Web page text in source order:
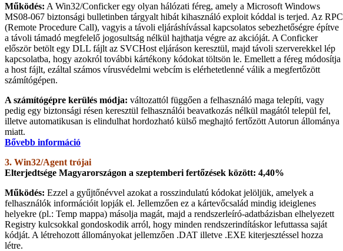
Működés: A Win32/Conficker egy olyan hálózati féreg, amely a Microsoft Windows
MS08-067 biztonsági bulletinben tárgyalt hibát kihasználó exploit kóddal is terjed. Az RPC
(Remote Procedure Call), vagyis a távoli eljáráshívással kapcsolatos sebezhetőségre építve
a távoli támadó megfelelő jogosultság nélkül hajthatja végre az akcióját. A Conficker
először betölt egy DLL fájlt az SVCHost eljáráson keresztül, majd távoli szerverekkel lép
kapcsolatba, hogy azokról további kártékony kódokat töltsön le. Emellett a féreg módosítja
a host fájlt, ezáltal számos vírusvédelmi webcím is elérhetetlenné válik a megfertőzött
számítógépen.
A számítógépre kerülés módja: változattól függően a felhasználó maga telepíti, vagy
pedig egy biztonsági résen keresztül felhasználói beavatkozás nélkül magától települ fel,
illetve automatikusan is elindulhat hordozható külső meghajtó fertőzött Autorun állománya
miatt.
Bővebb információ
3. Win32/Agent trójai
Elterjedtsége Magyarországon a szeptemberi fertőzések között: 4,40%
Működés: Ezzel a gyűjtőnévvel azokat a rosszindulatú kódokat jelöljük, amelyek a
felhasználók információit lopják el. Jellemzően ez a kártevőcsalád mindig ideiglenes
helyekre (pl.: Temp mappa) másolja magát, majd a rendszerleíró-adatbázisban elhelyezett
Registry kulcsokkal gondoskodik arról, hogy minden rendszerindításkor lefuttassa saját
kódját. A létrehozott állományokat jellemzően .DAT illetve .EXE kiterjesztéssel hozza
létre.